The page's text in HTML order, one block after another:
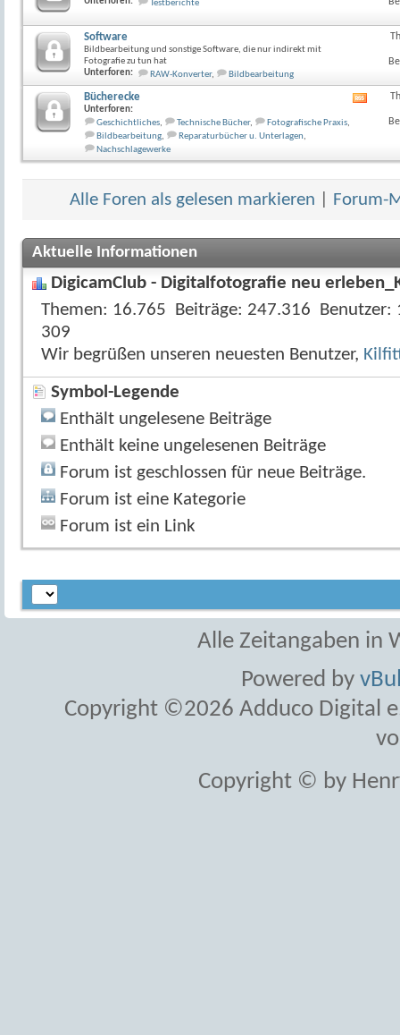
Testberichte
dieses
Software
Bildbearbeitung und sonstige Software, die nur indirekt mit
Fotografie zu tun hat
Unterforen:
RAW-Konverter, Bildbearbeitung
Bücherecke
Unterforen:
Geschichtliches, Technische Bücher, Fotografische Praxis,
Bildbearbeitung, Reparaturbücher u. Unterlagen,
Nachschlagewerke
dieses
Alle Foren als gelesen markieren Forum-
Aktuelle Informationen
DigicamClub - Digitalfotografie neu
Themen
16.765 Beiträge 247.316 Benutzer
309
Wir begrüßen unseren neuesten Benutzer,
Symbol-Legende
Enthält ungelesene Beiträge
Enthält keine ungelesenen Beiträge
Forum ist geschlossen für neue Beiträge.
Forum ist eine Kategorie
Forum ist ein Link
Alle Zeitangaben in
Powered by
Copyright ©2026 Adduco Digital
Copyright © by